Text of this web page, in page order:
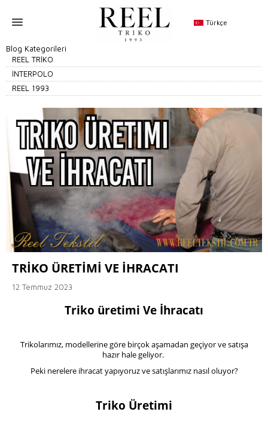
Türkçe
Blog Kategorileri
REEL TRİKO
İNTERPOLO
REEL 1993
TRIKO ÜRETIMI VE İHRACATI
12 Temmuz 2023
Triko üretimi Ve İhracatı
Trikolarımız, modellerine göre birçok aşamadan geçiyor ve satışa
hazır hale geliyor.
Peki nerelere ihracat yapıyoruz ve satışlarımız nasıl oluyor?
Triko Üretimi